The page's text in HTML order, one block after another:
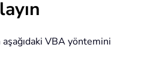
aşağıdaki VBA yöntemini